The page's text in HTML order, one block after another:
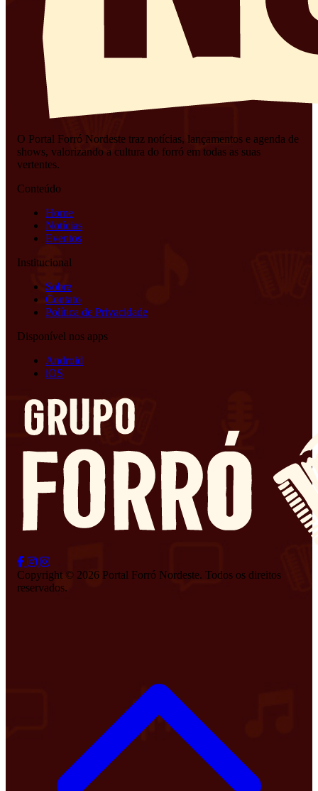
O Portal Forró Nordeste traz notícias, lançamentos e agenda de
shows, valorizando a cultura do forró em todas as suas
vertentes.
Conteúdo
Home
Notícias
Eventos
Institucional
Sobre
Contato
Política de Privacidade
Disponível nos apps
Android
iOS
Copyright © 2026 Portal Forró Nordeste. Todos os direitos
reservados.